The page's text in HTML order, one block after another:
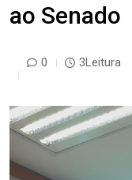
ao Senado
0 3Leitura